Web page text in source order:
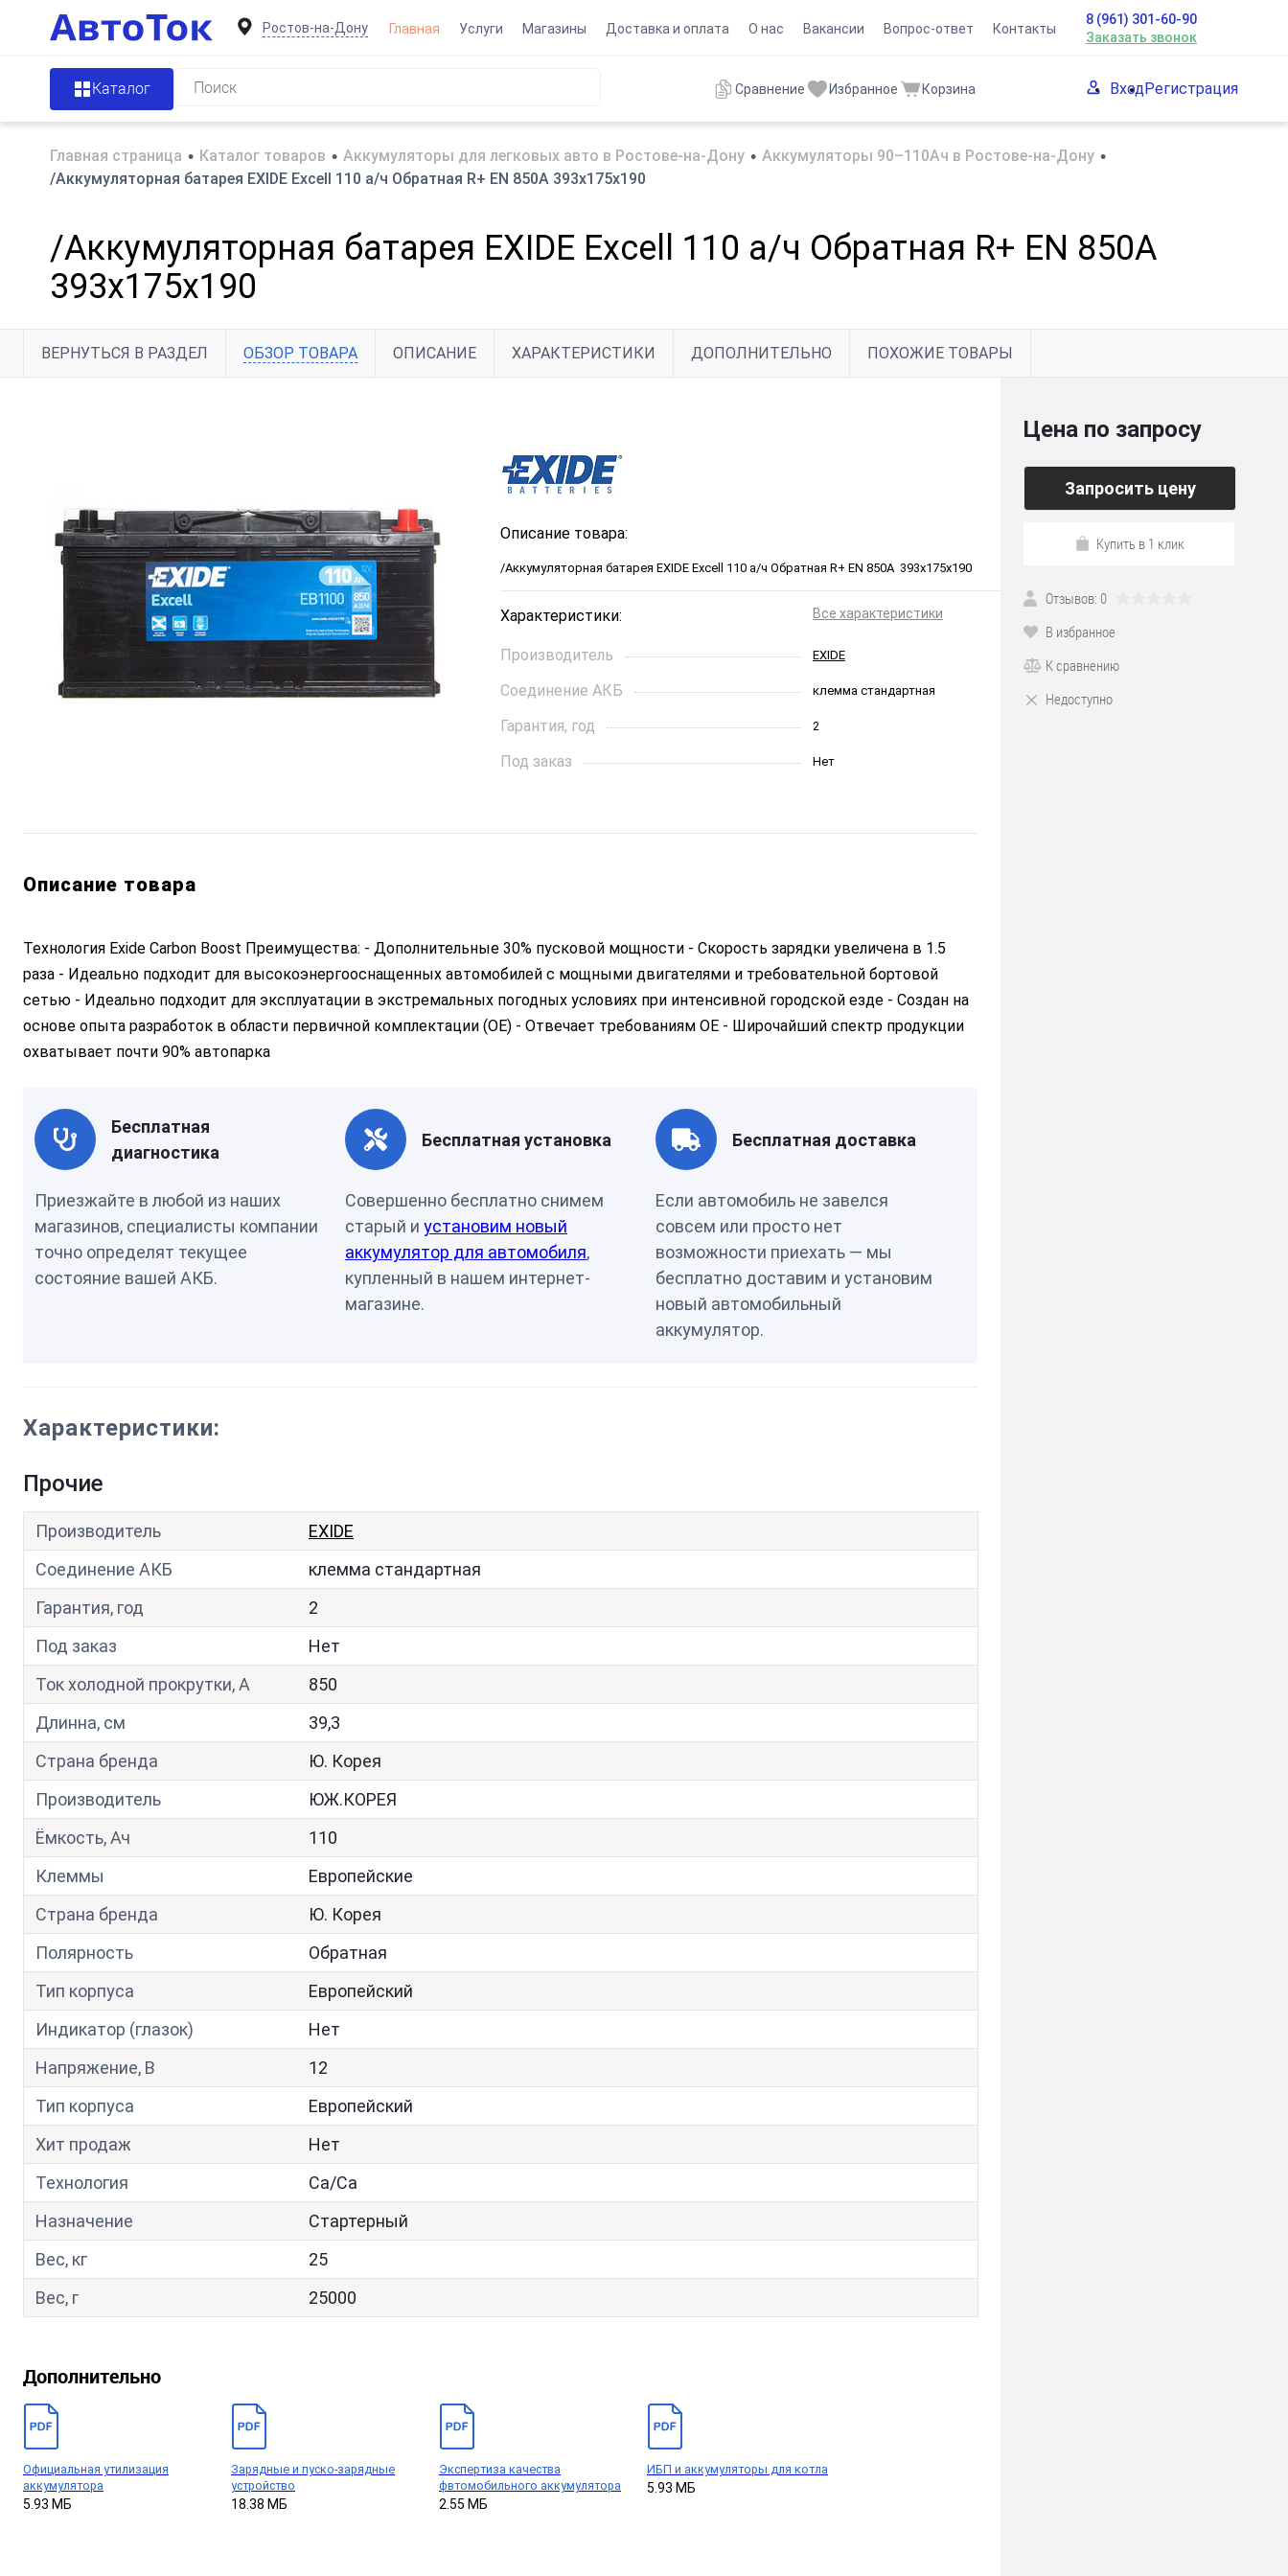
Ростов-на-Дону Главная Услуги Магазины Доставка и оплата О нас Вакансии Вопрос-ответ Контакты
8 (961) 301-60-90
Заказать звонок
Каталог Сравнение Избранное Корзина ВходРегистрация
Главная страница • Каталог товаров • Аккумуляторы для легковых авто в Ростове-на-Дону • Аккумуляторы 90–110Ач в Ростове-на-Дону •
/Аккумуляторная батарея EXIDE Excell 110 а/ч Обратная R+ EN 850A 393x175x190
/Аккумуляторная батарея EXIDE Excell 110 а/ч Обратная R+ EN 850A
393x175x190
ВЕРНУТЬСЯ В РАЗДЕЛ ОБЗОР ТОВАРА ОПИСАНИЕ ХАРАКТЕРИСТИКИ ДОПОЛНИТЕЛЬНО ПОХОЖИЕ ТОВАРЫ
Описание товара:
/Аккумуляторная батарея EXIDE Excell 110 а/ч Обратная R+ EN 850A 393x175x190
Характеристики: Все характеристики
Производитель EXIDE
Соединение АКБ клемма стандартная
Гарантия, год 2
Под заказ Нет
Длинна, см 39,3
Описание товара
Технология Exide Carbon Boost Преимущества: - Дополнительные 30% пусковой мощности - Скорость зарядки увеличена в 1.5
раза - Идеально подходит для высокоэнергооснащенных автомобилей с мощными двигателями и требовательной бортовой
сетью - Идеально подходит для эксплуатации в экстремальных погодных условиях при интенсивной городской езде - Создан на
основе опыта разработок в области первичной комплектации (OE) - Отвечает требованиям OE - Широчайший спектр продукции
охватывает почти 90% автопарка
Бесплатная
диагностика
Приезжайте в любой из наших
магазинов, специалисты компании
точно определят текущее
состояние вашей АКБ.
Бесплатная установка
Совершенно бесплатно снимем
старый и установим новый
аккумулятор для автомобиля,
купленный в нашем интернет-
магазине.
Бесплатная доставка
Если автомобиль не завелся
совсем или просто нет
возможности приехать — мы
бесплатно доставим и установим
новый автомобильный
аккумулятор.
Характеристики:
Прочие
Производитель
EXIDE
Соединение АКБ
клемма стандартная
Гарантия, год
2
Под заказ
Нет
Ток холодной прокрутки, A
850
Длинна, см
39,3
Страна бренда
Ю. Корея
Производитель
ЮЖ.КОРЕЯ
Ёмкость, Ач
110
Клеммы
Европейские
Страна бренда
Ю. Корея
Полярность
Обратная
Тип корпуса
Европейский
Индикатор (глазок)
Нет
Напряжение, В
12
Тип корпуса
Европейский
Хит продаж
Нет
Технология
Са/Са
Назначение
Стартерный
Вес, кг
25
Вес, г
25000
Дополнительно
Официальная утилизация
аккумулятора
5.93 МБ
Зарядные и пуско-зарядные
устройство
18.38 МБ
Экспертиза качества
фвтомобильного аккумулятора
2.55 МБ
ИБП и аккумуляторы для котла
5.93 МБ
Цена по запросу
Запросить цену
Купить в 1 клик
Отзывов: 0
В избранное
К сравнению
Недоступно